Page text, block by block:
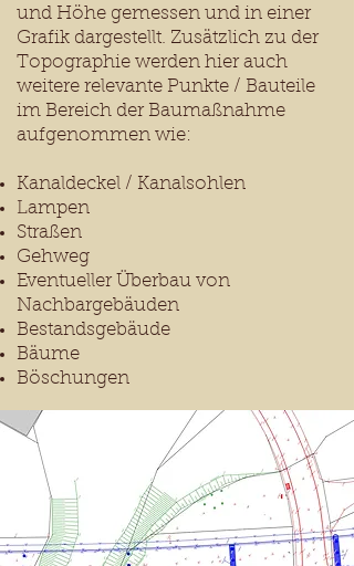
und Höhe gemessen und in einer
Grafik dargestellt. Zusätzlich zu der
Topographie werden hier auch
weitere relevante Punkte / Bauteile
im Bereich der Baumaßnahme
aufgenommen wie:
Kanaldeckel / Kanalsohlen
Lampen
Straßen
Gehweg
Eventueller Überbau von
Nachbargebäuden
Bestandsgebäude
Bäume
Böschungen